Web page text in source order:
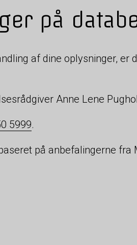
på
af dine oplysninger,
Anne Lene
5999.
på anbefalingerne